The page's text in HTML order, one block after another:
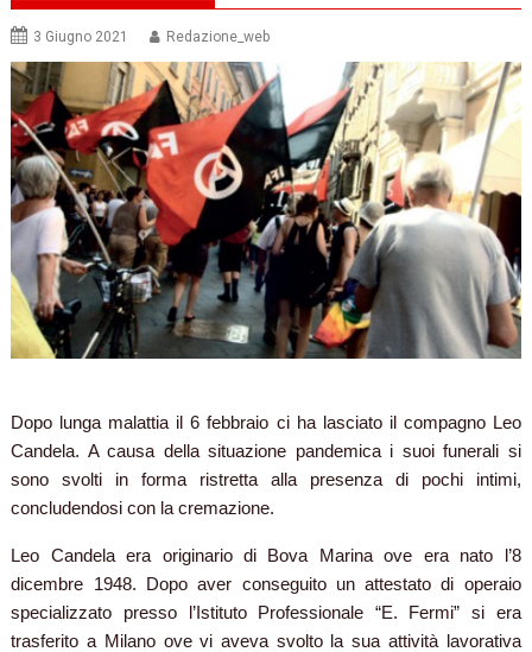
3 Giugno 2021 Redazione_web
Dopo lunga malattia il 6 febbraio ci ha lasciato il compagno Leo
Candela. A causa della situazione pandemica i suoi funerali si
sono svolti in forma ristretta alla presenza di pochi intimi,
concludendosi con la cremazione.
Leo Candela era originario di Bova Marina ove era nato l’8
dicembre 1948. Dopo aver conseguito un attestato di operaio
specializzato presso l’Istituto Professionale “E. Fermi” si era
trasferito a Milano ove vi aveva svolto la sua attività lavorativa